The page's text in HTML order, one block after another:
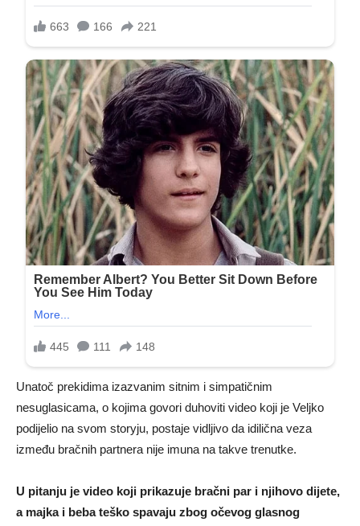
Unatoč prekidima izazvanim sitnim i simpatičnim
nesuglasicama, o kojima govori duhoviti video koji je Veljko
podijelio na svom storyju, postaje vidljivo da idilična veza
između bračnih partnera nije imuna na takve trenutke.
U pitanju je video koji prikazuje bračni par i njihovo dijete,
a majka i beba teško spavaju zbog očevog glasnog